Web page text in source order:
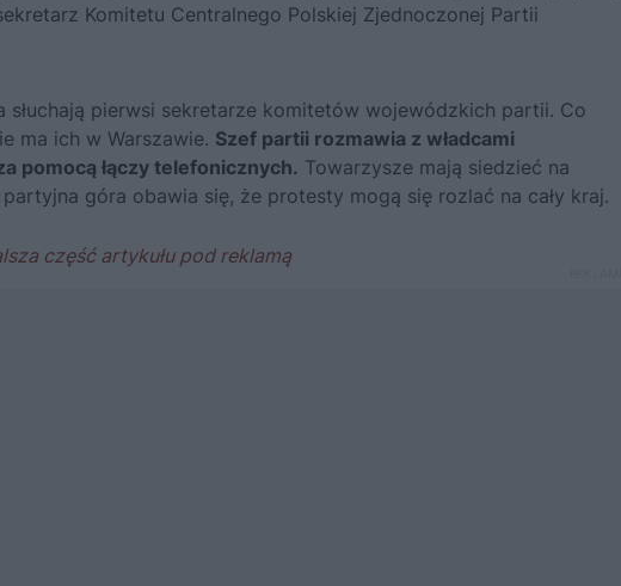
Komitetu Centralnego Polskiej Zjednoczonej Partii
słuchają pierwsi sekretarze komitetów wojewódzkich partii. Co
ma ich w Warszawie. Szef partii rozmawia z władcami
pomocą łączy telefonicznych. Towarzysze mają siedzieć na
góra obawia się, że protesty mogą się rozlać na cały kraj.